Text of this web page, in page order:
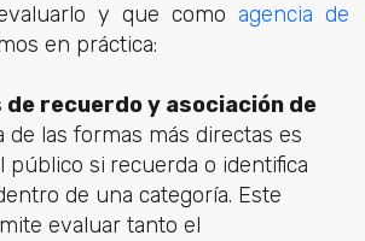
y que como agencia de
en práctica:
de recuerdo y asociación de
de las formas más directas es
público si recuerda o identifica
de una categoría. Este
evaluar tanto el